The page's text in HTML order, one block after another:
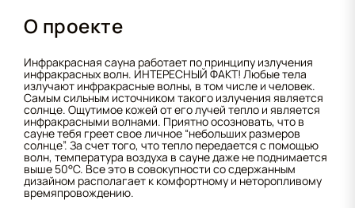
О проекте
Инфракрасная сауна работает по принципу излучения
инфракрасных волн. ИНТЕРЕСНЫЙ ФАКТ! Любые тела
излучают инфракрасные волны, в том числе и человек.
Самым сильным источником такого излучения является
солнце. Ощутимое кожей от его лучей тепло и является
инфракрасными волнами. Приятно осозновать, что в
сауне тебя греет свое личное “небольших размеров
солнце”. За счет того, что тепло передается с помощью
волн, температура воздуха в сауне даже не поднимается
выше 50°С. Все это в совокупности со сдержанным
дизайном располагает к комфортному и неторопливому
времяпровождению.